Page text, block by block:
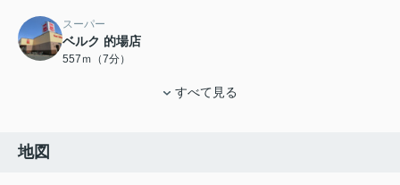
スーパー
ベルク 的場店
557ｍ（7分）
すべて見る
地図